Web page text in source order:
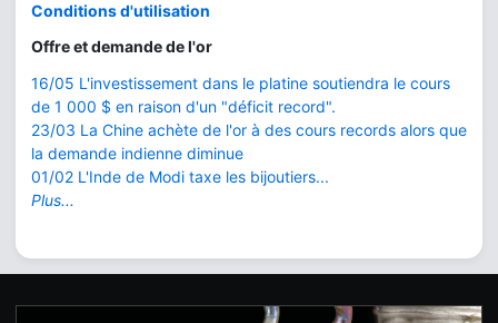
Conditions d'utilisation
Offre et demande de l'or
16/05 L'investissement dans le platine soutiendra le cours
de 1 000 $ en raison d'un "déficit record".
23/03 La Chine achète de l'or à des cours records alors que
la demande indienne diminue
01/02 L'Inde de Modi taxe les bijoutiers...
Plus...